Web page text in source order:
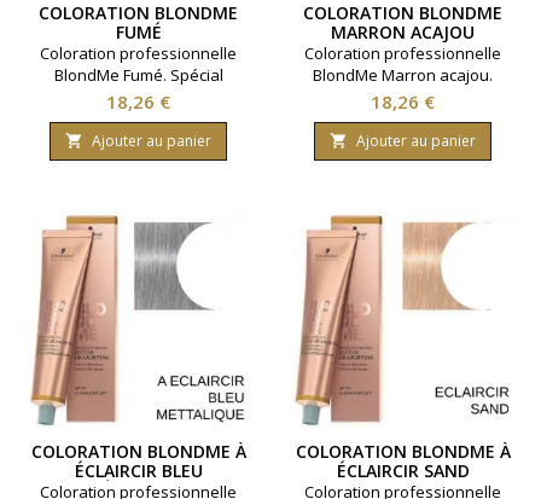
COLORATION BLONDME
FUMÉ
Coloration professionnelle
BlondMe Fumé. Spécial
cheveux blancs pour des
nuances en toute simplicité.
Marque Schwarzkopf
Contenance 60 millilitres.
Prix
18,26 €
 Ajouter au panier
COLORATION BLONDME
MARRON ACAJOU
Coloration professionnelle
BlondMe Marron acajou.
Spécial cheveux blancs pour
des nuances en toute
simplicité. Marque
Schwarzkopf Contenance 60
Prix
18,26 €
 Ajouter au panier
COLORATION BLONDME À
ÉCLAIRCIR BLEU
MÉTALLIQUE
Coloration professionnelle
COLORATION BLONDME À
ÉCLAIRCIR SAND
Coloration professionnelle